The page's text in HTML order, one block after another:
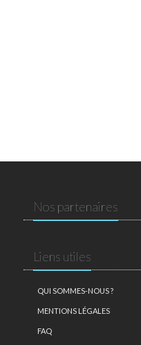
Nos partenaires
Liens utiles
QUI SOMMES-NOUS ?
MENTIONS LÉGALES
FAQ